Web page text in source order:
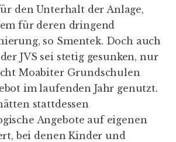
den Unterhalt der Anlage,
für deren dringend
so Smentek. Doch auch
JVS sei stetig gesunken, nur
Moabiter Grundschulen
im laufenden Jahr genutzt.
stattdessen
Angebote auf eigenen
bei denen Kinder und